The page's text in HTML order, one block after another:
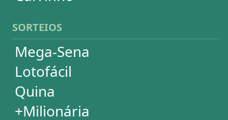
Lotogol
Powerball
Mega Millions
Euromillions
ESTATÍSTICAS